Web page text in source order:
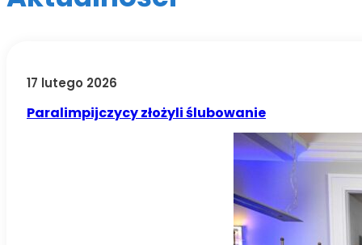
17 lutego 2026
Paralimpijczycy złożyli ślubowanie